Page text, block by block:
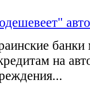
банки
на